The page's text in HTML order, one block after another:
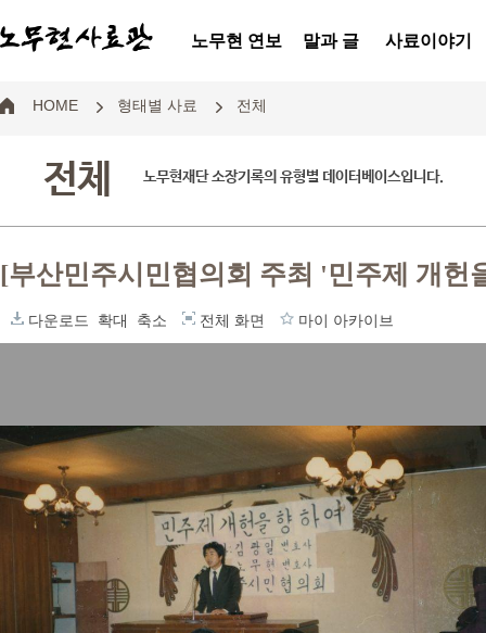
노무현 연보 말과 글 사료이야기
HOME 형태별 사료 전체
전체 노무현재단 소장기록의 유형별 데이터베이스입니다.
[부산민주시민협의회 주최 '민주제 개헌
다운로드 확대 축소 전체 화면 마이 아카이브